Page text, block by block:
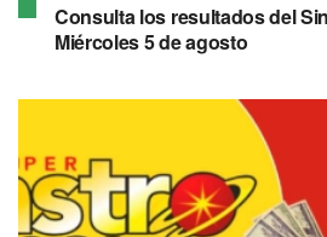
Consulta los resultados del
Miércoles 5 de agosto